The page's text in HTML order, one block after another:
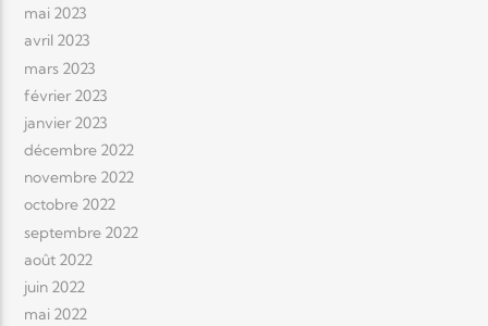
mai 2023
avril 2023
mars 2023
février 2023
janvier 2023
décembre 2022
novembre 2022
octobre 2022
septembre 2022
août 2022
juin 2022
mai 2022